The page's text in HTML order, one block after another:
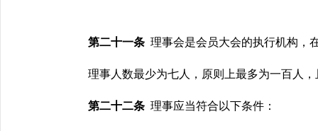
第二十一条 理事会是会员大会的执行机构，
理事人数最少为七人，原则上最多为一百人
第二十二条 理事应当符合以下条件：